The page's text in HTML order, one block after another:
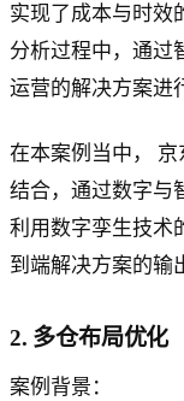
实现了成本与时效
分析过程中，通过
运营的解决方案进
在本案例当中，
结合，通过数字与
利用数字孪生技术
到端解决方案的输
2. 多仓布局优化
案例背景：